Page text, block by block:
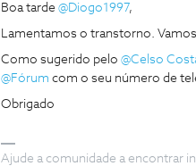
Boa tarde @Diogo1997,
Lamentamos o transtorno. Vamos
Como sugerido pelo @Celso
@Fórum com o seu número de
Obrigado
Ajude a comunidade a encontrar